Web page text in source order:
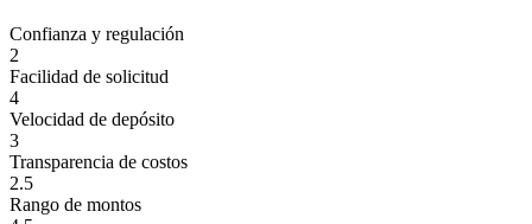
Confianza y regulación
2
Facilidad de solicitud
4
Velocidad de depósito
3
Transparencia de costos
2.5
Rango de montos